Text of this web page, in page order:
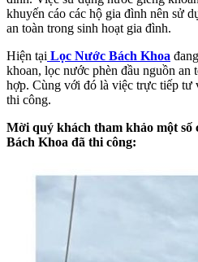
khuyến cáo các hộ gia đình nên sử
an toàn trong sinh hoạt gia đình.
Hiện tại Lọc Nước Bách Khoa
khoan, lọc nước phèn đầu nguồn an
hợp. Cùng với đó là việc trực tiếp tư
thi công.
Mời quý khách tham khảo một số
Bách Khoa đã thi công: